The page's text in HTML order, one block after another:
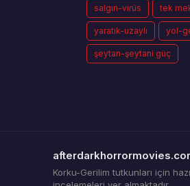
salgın-virüs tek
yaratık-uzaylı yol-
şeytan-şeytani güç
Korku-Gerilim tutkunları için